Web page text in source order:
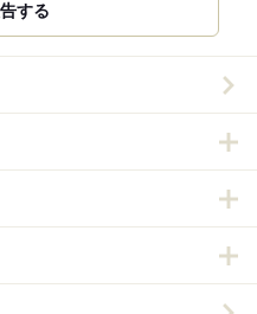
する